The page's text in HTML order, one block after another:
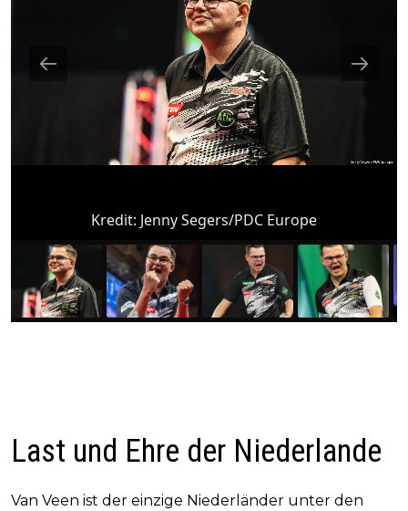
Kredit: Jenny Segers/PDC Europe
Last und Ehre der Niederlande
Van Veen ist der einzige Niederländer unter den